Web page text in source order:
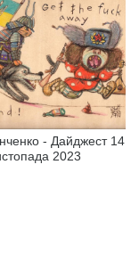
- Дайджест 14
2023